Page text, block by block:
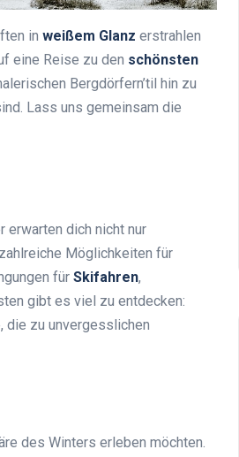
in weißem Glanz erstrahlen
eine Reise zu den schönsten
Bergdörfern’til hin zu
Lass uns gemeinsam die
erwarten dich nicht nur
Möglichkeiten für
für Skifahren,
gibt es viel zu entdecken:
die zu unvergesslichen
des Winters erleben möchten.
Tipps und Tricks zur